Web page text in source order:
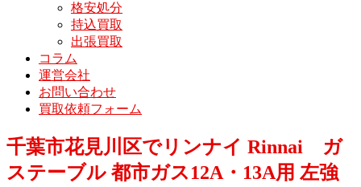
格安処分
持込買取
出張買取
コラム
運営会社
お問い合わせ
買取依頼フォーム
千葉市花見川区でリンナイ Rinnai ガ
ステーブル 都市ガス12A・13A用 左強